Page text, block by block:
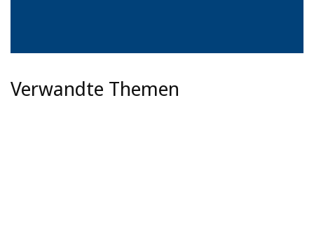
Verwandte Themen